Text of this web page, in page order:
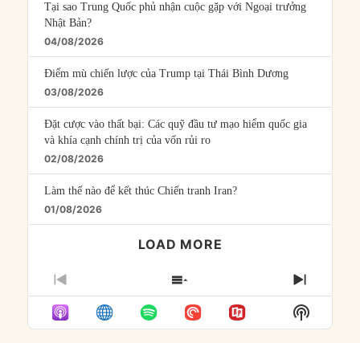
Tại sao Trung Quốc phủ nhận cuộc gặp với Ngoại trưởng
Nhật Bản?
04/08/2026
Điểm mù chiến lược của Trump tại Thái Bình Dương
03/08/2026
Đặt cược vào thất bại: Các quỹ đầu tư mạo hiểm quốc gia
và khía cạnh chính trị của vốn rủi ro
02/08/2026
Làm thế nào để kết thúc Chiến tranh Iran?
01/08/2026
LOAD MORE
PREVIOUS
EPISODE
SHOW
EPISODES
LIST
NEXT
Show
Podcast